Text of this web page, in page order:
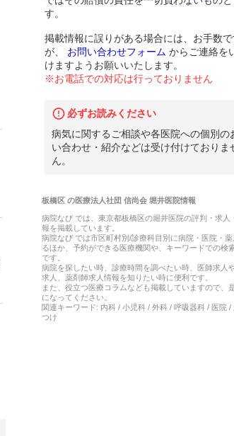
す。
掲載情報に誤りがある場合には、お手数で
が、
お問い合わせフォーム からご連絡を
けますようお願いいたします。
※お電話での対応は行っておりません
必ずお読みください
病気に関するご相談や各医院への個別の
い合わせ・紹介などは受け付けておりま
ん。
板橋区の医療法人社団 信尚会 堀井医院情報
病院なび では、 東京都板橋区の堀井医院の評判・求人
報を掲載しています。
病院なび では市区町村別/診療科目別に病院・医院・
るほか、予約ができる医療機関や、キーワードでの検
です。
病院を探したい時、診療時間を調べたい時、医師求人
求人、薬剤師求人情報を知りたい時に便利です。
また、役立つ医療コラムなども掲載していますので、
になってください。
関連キーワード: 内科 / 小児科 / 外科 / 呼吸器科 / 医院 /
つけ